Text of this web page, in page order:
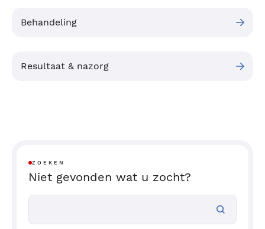
Behandeling
Resultaat & nazorg
ZOEKEN
Niet gevonden wat u zocht?